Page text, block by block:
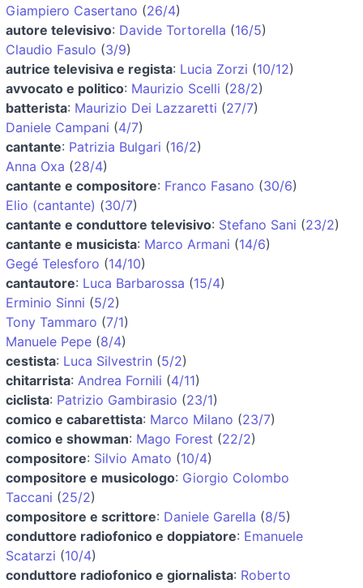
Giampiero Casertano (26/4)
autore televisivo: Davide Tortorella (16/5)
Claudio Fasulo (3/9)
autrice televisiva e regista: Lucia Zorzi (10/12)
avvocato e politico: Maurizio Scelli (28/2)
batterista: Maurizio Dei Lazzaretti (27/7)
Daniele Campani (4/7)
cantante: Patrizia Bulgari (16/2)
Anna Oxa (28/4)
cantante e compositore: Franco Fasano (30/6)
Elio (cantante) (30/7)
cantante e conduttore televisivo: Stefano Sani (23/2)
cantante e musicista: Marco Armani (14/6)
Gegé Telesforo (14/10)
cantautore: Luca Barbarossa (15/4)
Erminio Sinni (5/2)
Tony Tammaro (7/1)
Manuele Pepe (8/4)
cestista: Luca Silvestrin (5/2)
chitarrista: Andrea Fornili (4/11)
ciclista: Patrizio Gambirasio (23/1)
comico e cabarettista: Marco Milano (23/7)
comico e showman: Mago Forest (22/2)
compositore: Silvio Amato (10/4)
compositore e musicologo: Giorgio Colombo
Taccani (25/2)
compositore e scrittore: Daniele Garella (8/5)
conduttore radiofonico e doppiatore: Emanuele
Scatarzi (10/4)
conduttore radiofonico e giornalista: Roberto